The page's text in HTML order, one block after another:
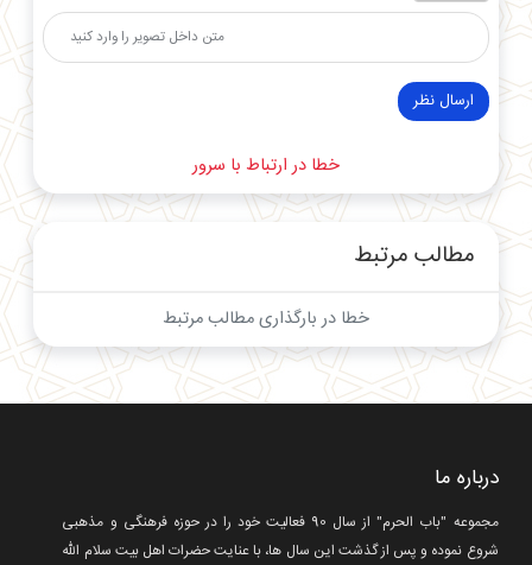
ارسال نظر
خطا در ارتباط با سرور
مطالب مرتبط
خطا در بارگذاری مطالب مرتبط
درباره ما
مجموعه "باب الحرم" از سال 90 فعالیت خود را در حوزه فرهنگی و مذهبی
شروع نموده و پس از گذشت این سال ها، با عنایت حضرات اهل بیت سلام الله